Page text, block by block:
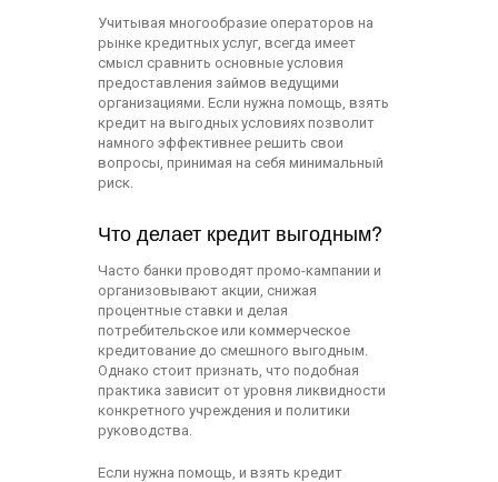
Учитывая многообразие операторов на
рынке кредитных услуг, всегда имеет
смысл сравнить основные условия
предоставления займов ведущими
организациями. Если нужна помощь, взять
кредит на выгодных условиях позволит
намного эффективнее решить свои
вопросы, принимая на себя минимальный
риск.
Что делает кредит выгодным?
Часто банки проводят промо-кампании и
организовывают акции, снижая
процентные ставки и делая
потребительское или коммерческое
кредитование до смешного выгодным.
Однако стоит признать, что подобная
практика зависит от уровня ликвидности
конкретного учреждения и политики
руководства.
Если нужна помощь, и взять кредит